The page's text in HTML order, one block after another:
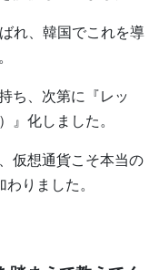
れ、韓国でこれを導
ち、次第に『レッ
』化しました。
仮想通貨こそ本当の
りました。